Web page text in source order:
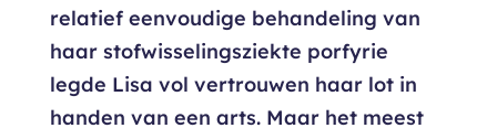
relatief eenvoudige behandeling van
haar stofwisselingsziekte porfyrie
legde Lisa vol vertrouwen haar lot in
handen van een arts. Maar het meest